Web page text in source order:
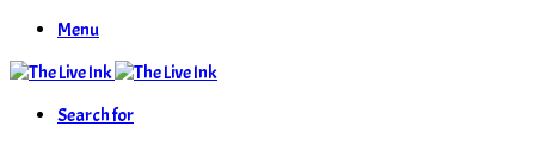
Menu
Search for